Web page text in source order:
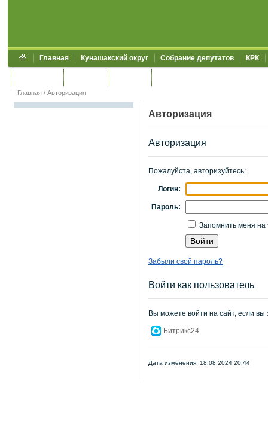
Главная Кунашакский округ Собрание депутатов КРК
Главная / Авторизация
Авторизация
Авторизация
Пожалуйста, авторизуйтесь:
Логин:
Пароль:
Запомнить меня на
Забыли свой пароль?
Войти как пользователь
Вы можете войти на сайт, если вы
Битрикс24
Дата изменения: 18.08.2024 20:44